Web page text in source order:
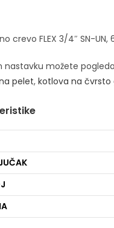
crevo FLEX 3/4″ SN-
nastavku možete
pelet, kotlova na čvrsto